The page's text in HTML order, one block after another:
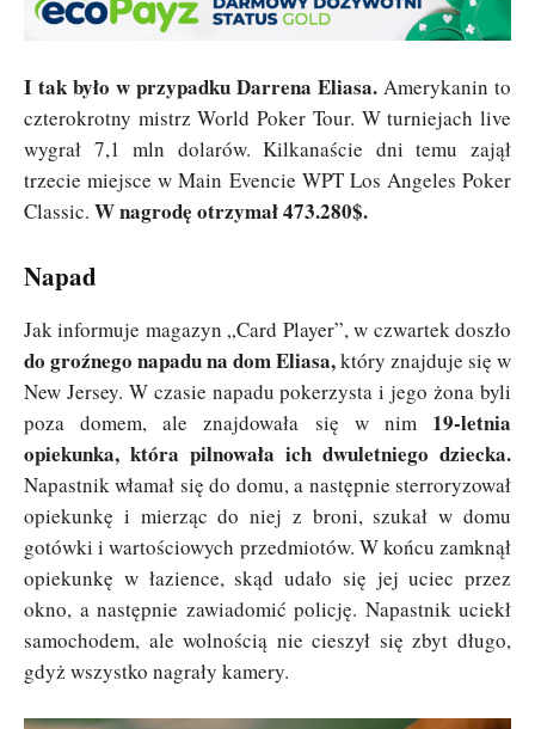
I tak było w przypadku Darrena Eliasa. Amerykanin to
czterokrotny mistrz World Poker Tour. W turniejach live
wygrał 7,1 mln dolarów. Kilkanaście dni temu zajął
trzecie miejsce w Main Evencie WPT Los Angeles Poker
Classic. W nagrodę otrzymał 473.280$.
Napad
Jak informuje magazyn „Card Player”, w czwartek doszło
do groźnego napadu na dom Eliasa,który znajduje się w
New Jersey. W czasie napadu pokerzysta i jego żona byli
poza domem, ale znajdowała się w nim19-letnia
opiekunka, która pilnowała ich dwuletniego dziecka.
Napastnik włamał się do domu, a następnie sterroryzował
opiekunkę i mierząc do niej z broni, szukał w domu
gotówki i wartościowych przedmiotów. W końcu zamknął
opiekunkę w łazience, skąd udało się jej uciec przez
okno, a następnie zawiadomić policję. Napastnik uciekł
samochodem, ale wolnością nie cieszył się zbyt długo,
gdyż wszystko nagrały kamery.